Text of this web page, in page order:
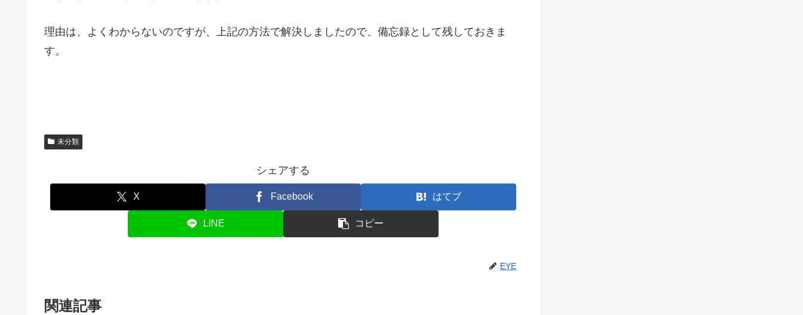
理由は、よくわからないのですが、上記の方法で解決しましたので、備忘録として残しておきま
す。
未分類
シェアする
X Facebook はてブ
LINE コピー
EYE
関連記事